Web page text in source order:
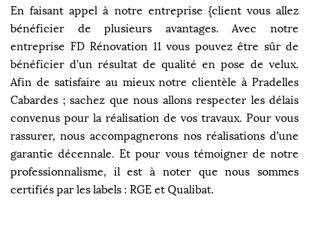
En faisant appel à notre entreprise {client vous allez
bénéficier de plusieurs avantages. Avec notre
entreprise FD Rénovation 11 vous pouvez être sûr de
bénéficier d’un résultat de qualité en pose de velux.
Afin de satisfaire au mieux notre clientèle à Pradelles
Cabardes ; sachez que nous allons respecter les délais
convenus pour la réalisation de vos travaux. Pour vous
rassurer, nous accompagnerons nos réalisations d’une
garantie décennale. Et pour vous témoigner de notre
professionnalisme, il est à noter que nous sommes
certifiés par les labels : RGE et Qualibat.